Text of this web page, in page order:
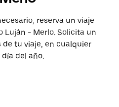
reserva un viaje
Luján - Merlo. Solicita un
tu viaje, en cualquier
del año.